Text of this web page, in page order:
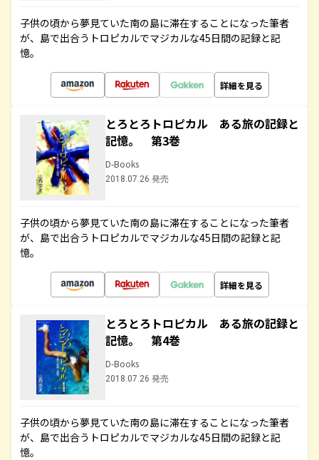
子供の頃から夢見ていた南の島に滞在することになった筆者
が、島で出合うトロピカルでマジカルな45日間の記録と記
憶。
詳細を見る
とろとろトロピカル ある旅の記録と
記憶。 第3巻
D-Books
2018.07.26 発売
子供の頃から夢見ていた南の島に滞在することになった筆者
が、島で出合うトロピカルでマジカルな45日間の記録と記
憶。
詳細を見る
とろとろトロピカル ある旅の記録と
記憶。 第4巻
D-Books
2018.07.26 発売
子供の頃から夢見ていた南の島に滞在することになった筆者
が、島で出合うトロピカルでマジカルな45日間の記録と記
憶。